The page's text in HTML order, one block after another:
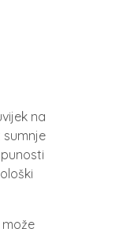
na
sumnje
može